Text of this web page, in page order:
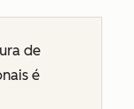
de
é